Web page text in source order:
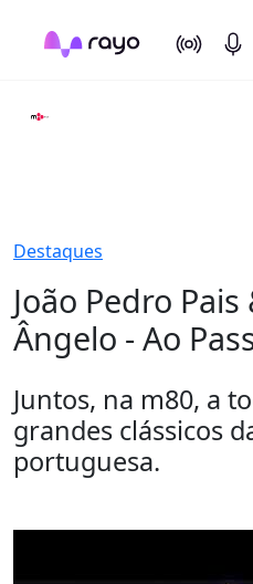
On Air
Destaques
João Pedro
Ângelo - Ao
Juntos, na m80, a
grandes clássicos
portuguesa.